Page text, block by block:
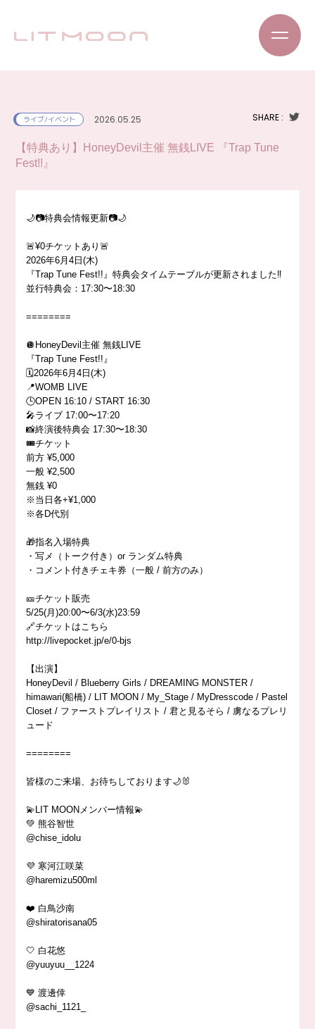
ライブ/イベント 2026.05.25 SHARE :
【特典あり】HoneyDevil主催 無銭LIVE 『Trap Tune
Fest!!』
🌙📷特典会情報更新📷🌙
🚨¥0チケットあり🚨
2026年6月4日(木)
『Trap Tune Fest!!』特典会タイムテーブルが更新されました‼️
並行特典会：17:30〜18:30
========
🪩HoneyDevil主催 無銭LIVE
『Trap Tune Fest!!』
🗓️2026年6月4日(木)
📍WOMB LIVE
🕒OPEN 16:10 / START 16:30
🎤ライブ 17:00〜17:20
📸終演後特典会 17:30〜18:30
🎟️チケット
前方 ¥5,000
一般 ¥2,500
無銭 ¥0
※当日各+¥1,000
※各D代別
🎁指名入場特典
・写メ（トーク付き）or ランダム特典
・コメント付きチェキ券（一般 / 前方のみ）
🎫チケット販売
5/25(月)20:00〜6/3(水)23:59
🔗チケットはこちら
http://livepocket.jp/e/0-bjs
【出演】
HoneyDevil / Blueberry Girls / DREAMING MONSTER /
himawari(船橋) / LIT MOON / My_Stage / MyDresscode / Pastel
Closet / ファーストプレイリスト / 君と見るそら / 虜なるプレリ
ュード
========
皆様のご来場、お待ちしております🌙🐰
💫LIT MOONメンバー情報💫
💚 熊谷智世
@chise_idolu
💜 寒河江咲菜
@haremizu500ml
❤️ 白鳥沙南
@shiratorisana05
🤍 白花悠
@yuuyuu__1224
💙 渡邊倖
@sachi_1121_